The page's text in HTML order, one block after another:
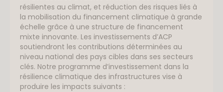
résilientes au climat, et réduction des risques liés à
la mobilisation du financement climatique à grande
échelle grâce à une structure de financement
mixte innovante. Les investissements d’ACP
soutiendront les contributions déterminées au
niveau national des pays cibles dans ses secteurs
clés. Notre programme d’investissement dans la
résilience climatique des infrastructures vise à
produire les impacts suivants :